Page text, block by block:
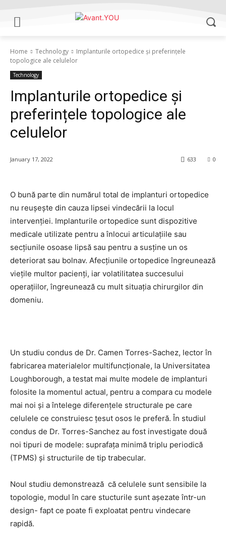
Home Technology
Implanturile ortopedice și preferințele
topologice ale celulelor
Technology
Implanturile ortopedice și
preferințele topologice ale
celulelor
January 17, 2022 0
633
O bună parte din numărul total de implanturi ortopedice
nu reușește din cauza lipsei vindecării la locul
intervenției. Implanturile ortopedice sunt dispozitive
medicale utilizate pentru a înlocui articulațiile sau
secțiunile osoase lipsă sau pentru a susține un os
deteriorat sau bolnav. Afecțiunile ortopedice îngreunează
viețile multor pacienți, iar volatilitatea succesului
operațiilor, îngreunează cu mult situația chirurgilor din
domeniu.
Un studiu condus de Dr. Camen Torres-Sachez, lector în
fabricarea materialelor multifuncționale, la Universitatea
Loughborough, a testat mai multe modele de implanturi
folosite la momentul actual, pentru a compara cu modele
mai noi și a întelege diferențele structurale pe care
celulele ce construiesc țesut osos le preferă. În studiul
condus de Dr. Torres-Sanchez au fost investigate două
noi tipuri de modele: suprafața minimă triplu periodică
(TPMS) și structurile de tip trabecular.
Noul studiu demonstrează că celulele sunt sensibile la
topologie, modul în care stucturile sunt așezate într-un
design- fapt ce poate fi exploatat pentru vindecare
rapidă.